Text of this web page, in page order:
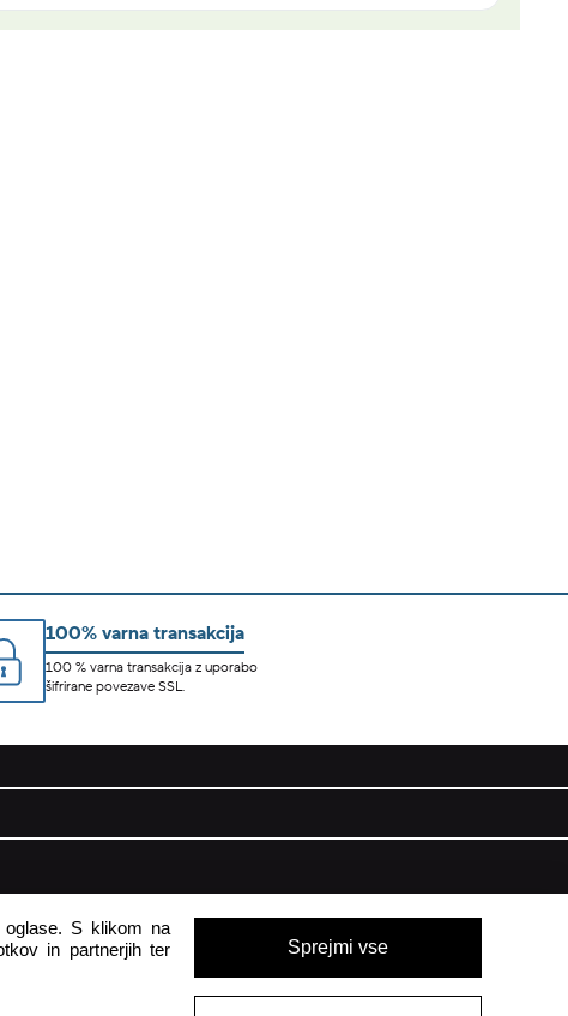
100% varna transakcija
100 % varna transakcija z uporabo
šifrirane povezave SSL.
Pon - Pet
8:00 - 16:00
oglase. S klikom na
in partnerjih ter
Sprejmi vse